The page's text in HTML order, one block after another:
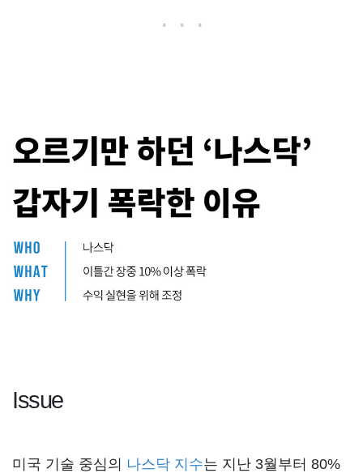
. . .
Issue
미국 기술 중심의 나스닥 지수는 지난 3월부터 80%